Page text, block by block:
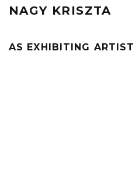
NAGY KRISZTA
AS EXHIBITING ARTIST